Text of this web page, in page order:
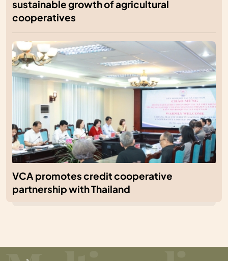
sustainable growth of agricultural
cooperatives
VCA promotes credit cooperative
partnership with Thailand